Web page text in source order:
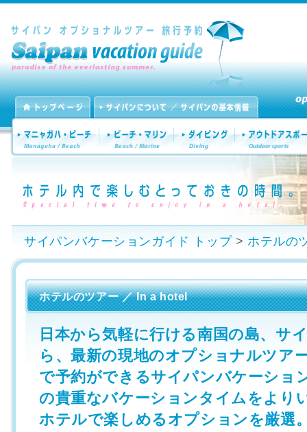
サイパンバケーションガイド トップ>ホテルの
ホテルのツアー ／ In a hotel
日本から気軽に行ける南国の島、サ
ら、最新の現地のオプショナルツア
で予約ができるサイパンバケーショ
の貴重なバケーションタイムをより
ホテルで楽しめるオプションを厳選